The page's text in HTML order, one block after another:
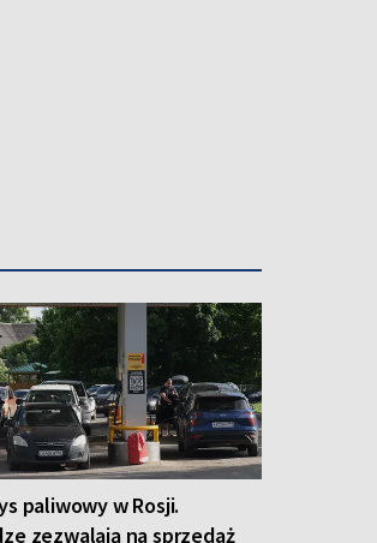
paliwowy w Rosji.
zezwalają na sprzedaż